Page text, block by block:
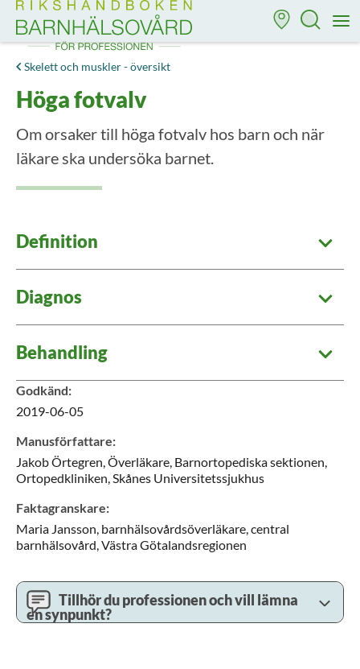
Till startsidan för Rikshandboken i barnhälsovård
Skelett och muskler - översikt
Höga fotvalv
Om orsaker till höga fotvalv hos barn och när
läkare ska undersöka barnet.
Definition
Diagnos
Behandling
Godkänd:
2019-06-05
Manusförfattare:
JakobÖrtegren,Överläkare, Barnortopediska sektionen,
Ortopedkliniken,Skånes Universitetssjukhus
Faktagranskare:
Maria Jansson, barnhälsovårdsöverläkare,central
barnhälsovård,Västra Götalandsregionen
Tillhör du professionen och vill lämna
en synpunkt?